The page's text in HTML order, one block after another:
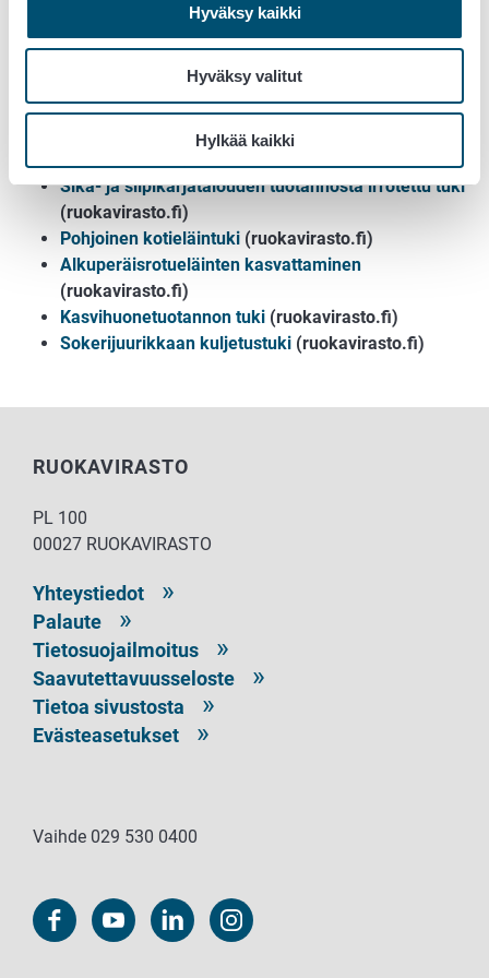
Hyväksy kaikki
Hyväksy valitut
Hylkää kaikki
avulla. Tuki maksetaan vähämerkityksisenä eli de minimis
-tukena, jonka raja on maatalousalalla 50 000 euroa.
Lisätietoja tuenhakijalle
Kuntien maaseutuelinkeinoviranomaiset ja
Sika- ja siipikarjatalouden tuotannosta irrotettu tuki
(ruokavirasto.fi)
Pohjoinen kotieläintuki (ruokavirasto.fi)
Alkuperäisrotueläinten kasvattaminen
(ruokavirasto.fi)
Kasvihuonetuotannon tuki (ruokavirasto.fi)
Sokerijuurikkaan kuljetustuki (ruokavirasto.fi)
RUOKAVIRASTO
PL 100
00027 RUOKAVIRASTO
Yhteystiedot
Palaute
Tietosuojailmoitus
Saavutettavuusseloste
Tietoa sivustosta
Evästeasetukset
Vaihde 029 530 0400